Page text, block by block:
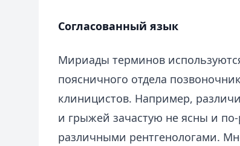
Согласованный язык
Мириады терминов
поясничного отдела
клиницистов. Например,
и грыжей зачастую не ясны и
различными рентгенологами.